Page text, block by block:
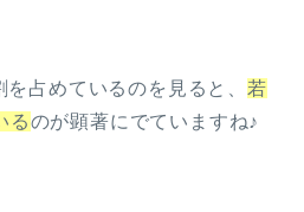
占めているのを見ると、 若
るのが顕著にでていますね♪